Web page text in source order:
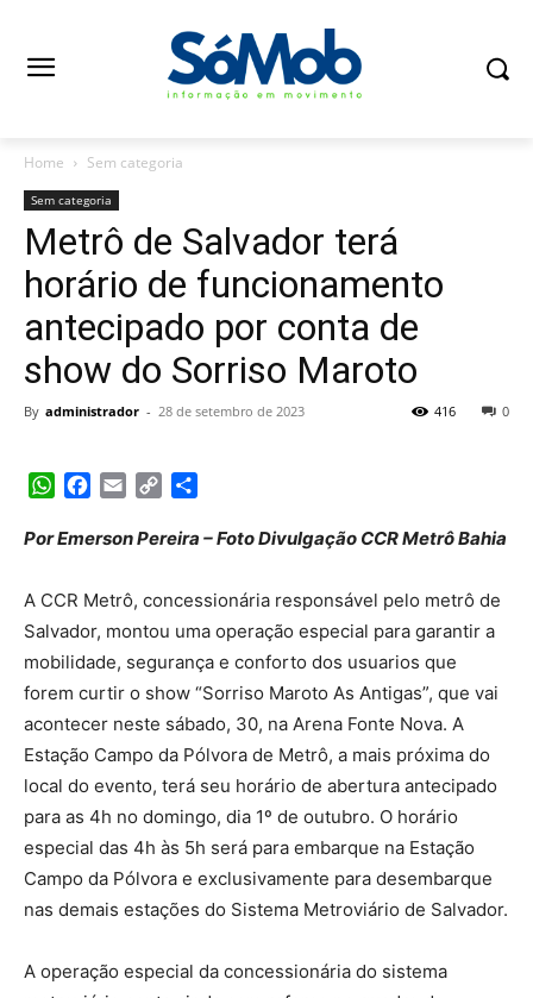
Home Sem categoria
Sem categoria
Metrô de Salvador terá
horário de funcionamento
antecipado por conta de
show do Sorriso Maroto
By administrador - 28 de setembro de 2023 0
416
WhatsApp
Facebook
Email Copy
Por Emerson Pereira – Foto Divulgação CCR Metrô Bahia
A CCR Metrô, concessionária responsável pelo metrô de
Salvador, montou uma operação especial para garantir a
mobilidade, segurança e conforto dos usuarios que
forem curtir o show “Sorriso Maroto As Antigas”, que vai
acontecer neste sábado, 30, na Arena Fonte Nova. A
Estação Campo da Pólvora de Metrô, a mais próxima do
local do evento, terá seu horário de abertura antecipado
para as 4h no domingo, dia 1º de outubro. O horário
especial das 4h às 5h será para embarque na Estação
Campo da Pólvora e exclusivamente para desembarque
nas demais estações do Sistema Metroviário de Salvador.
A operação especial da concessionária do sistema